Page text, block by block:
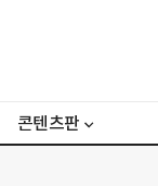
콘텐츠판